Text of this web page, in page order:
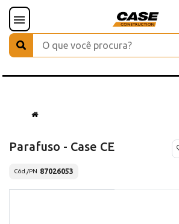
Parafuso - Case CE
Cód./PN 87026053